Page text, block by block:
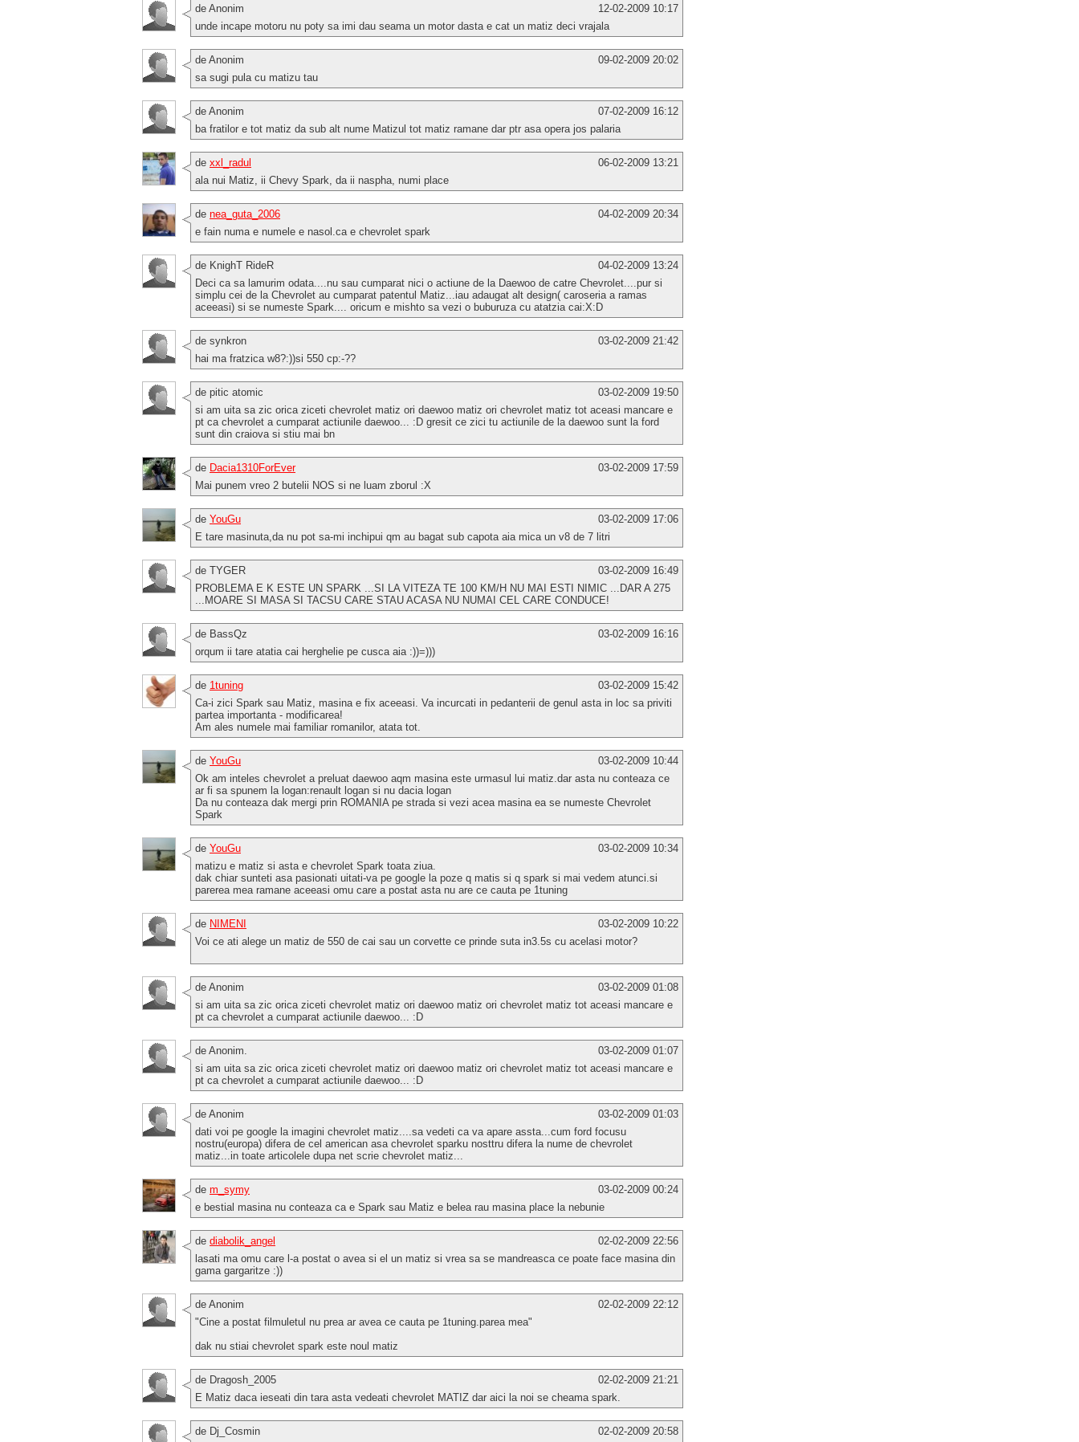
12-02-2009 10:17
de Anonim
unde incape motoru nu poty sa imi dau seama un motor dasta e cat un matiz deci vrajala
09-02-2009 20:02
de Anonim
sa sugi pula cu matizu tau
07-02-2009 16:12
de Anonim
ba fratilor e tot matiz da sub alt nume Matizul tot matiz ramane dar ptr asa opera jos palaria
06-02-2009 13:21
de xxl_radul
ala nui Matiz, ii Chevy Spark, da ii naspha, numi place
04-02-2009 20:34
de nea_guta_2006
e fain numa e numele e nasol.ca e chevrolet spark
04-02-2009 13:24
de KnighT RideR
Deci ca sa lamurim odata....nu sau cumparat nici o actiune de la Daewoo de catre Chevrolet....pur si
simplu cei de la Chevrolet au cumparat patentul Matiz...iau adaugat alt design( caroseria a ramas
aceeasi) si se numeste Spark.... oricum e mishto sa vezi o buburuza cu atatzia cai:X:D
03-02-2009 21:42
de synkron
hai ma fratzica w8?:))si 550 cp:-??
03-02-2009 19:50
de pitic atomic
si am uita sa zic orica ziceti chevrolet matiz ori daewoo matiz ori chevrolet matiz tot aceasi mancare e
pt ca chevrolet a cumparat actiunile daewoo... :D gresit ce zici tu actiunile de la daewoo sunt la ford
sunt din craiova si stiu mai bn
03-02-2009 17:59
de Dacia1310ForEver
Mai punem vreo 2 butelii NOS si ne luam zborul :X
03-02-2009 17:06
de YouGu
E tare masinuta,da nu pot sa-mi inchipui qm au bagat sub capota aia mica un v8 de 7 litri
03-02-2009 16:49
de TYGER
PROBLEMA E K ESTE UN SPARK ...SI LA VITEZA TE 100 KM/H NU MAI ESTI NIMIC ...DAR A 275
...MOARE SI MASA SI TACSU CARE STAU ACASA NU NUMAI CEL CARE CONDUCE!
03-02-2009 16:16
de BassQz
orqum ii tare atatia cai herghelie pe cusca aia :))=)))
03-02-2009 15:42
de 1tuning
Ca-i zici Spark sau Matiz, masina e fix aceeasi. Va incurcati in pedanterii de genul asta in loc sa priviti
partea importanta - modificarea!
Am ales numele mai familiar romanilor, atata tot.
03-02-2009 10:44
de YouGu
Ok am inteles chevrolet a preluat daewoo aqm masina este urmasul lui matiz.dar asta nu conteaza ce
ar fi sa spunem la logan:renault logan si nu dacia logan
Da nu conteaza dak mergi prin ROMANIA pe strada si vezi acea masina ea se numeste Chevrolet
Spark
03-02-2009 10:34
de YouGu
matizu e matiz si asta e chevrolet Spark toata ziua.
dak chiar sunteti asa pasionati uitati-va pe google la poze q matis si q spark si mai vedem atunci.si
parerea mea ramane aceeasi omu care a postat asta nu are ce cauta pe 1tuning
03-02-2009 10:22
de NIMENI
Voi ce ati alege un matiz de 550 de cai sau un corvette ce prinde suta in3.5s cu acelasi motor?
03-02-2009 01:08
de Anonim
si am uita sa zic orica ziceti chevrolet matiz ori daewoo matiz ori chevrolet matiz tot aceasi mancare e
pt ca chevrolet a cumparat actiunile daewoo... :D
03-02-2009 01:07
de Anonim.
si am uita sa zic orica ziceti chevrolet matiz ori daewoo matiz ori chevrolet matiz tot aceasi mancare e
pt ca chevrolet a cumparat actiunile daewoo... :D
03-02-2009 01:03
de Anonim
dati voi pe google la imagini chevrolet matiz....sa vedeti ca va apare assta...cum ford focusu
nostru(europa) difera de cel american asa chevrolet sparku nosttru difera la nume de chevrolet
matiz...in toate articolele dupa net scrie chevrolet matiz...
03-02-2009 00:24
de m_symy
e bestial masina nu conteaza ca e Spark sau Matiz e belea rau masina place la nebunie
02-02-2009 22:56
de diabolik_angel
lasati ma omu care l-a postat o avea si el un matiz si vrea sa se mandreasca ce poate face masina din
gama gargaritze :))
02-02-2009 22:12
de Anonim
"Cine a postat filmuletul nu prea ar avea ce cauta pe 1tuning.parea mea"
dak nu stiai chevrolet spark este noul matiz
02-02-2009 21:21
de Dragosh_2005
E Matiz daca ieseati din tara asta vedeati chevrolet MATIZ dar aici la noi se cheama spark.
02-02-2009 20:58
de Dj_Cosmin